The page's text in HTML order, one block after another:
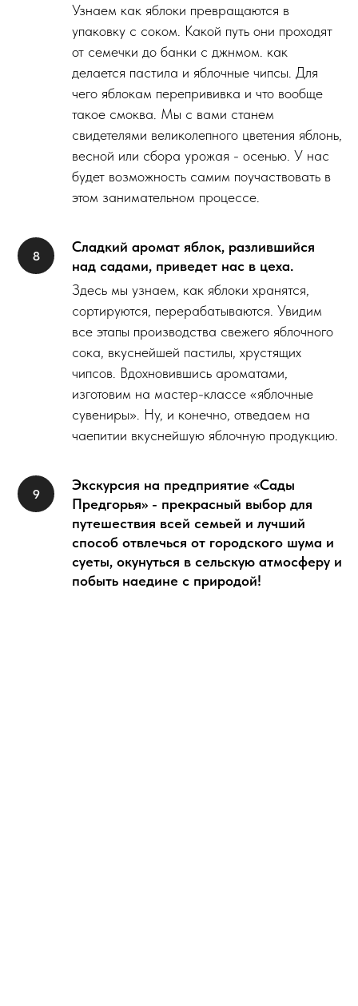
Узнаем как яблоки превращаются в
упаковку с соком. Какой путь они проходят
от семечки до банки с джнмом. как
делается пастила и яблочные чипсы. Для
чего яблокам перепрививка и что вообще
такое смоква. Мы с вами станем
свидетелями великолепного цветения яблонь,
весной или сбора урожая - осенью. У нас
будет возможность самим поучаствовать в
этом занимательном процессе.
Сладкий аромат яблок, разлившийся
над садами, приведет нас в цеха.
Здесь мы узнаем, как яблоки хранятся,
сортируются, перерабатываются. Увидим
все этапы производства свежего яблочного
сока, вкуснейшей пастилы, хрустящих
чипсов. Вдохновившись ароматами,
изготовим на мастер-классе «яблочные
сувениры». Ну, и конечно, отведаем на
чаепитии вкуснейшую яблочную продукцию.
Экскурсия на предприятие «Сады
Предгорья» - прекрасный выбор для
путешествия всей семьей и лучший
способ отвлечься от городского шума и
суеты, окунуться в сельскую атмосферу и
побыть наедине с природой!